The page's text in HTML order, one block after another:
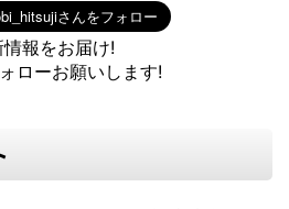
報をお届け!
ローお願いします!